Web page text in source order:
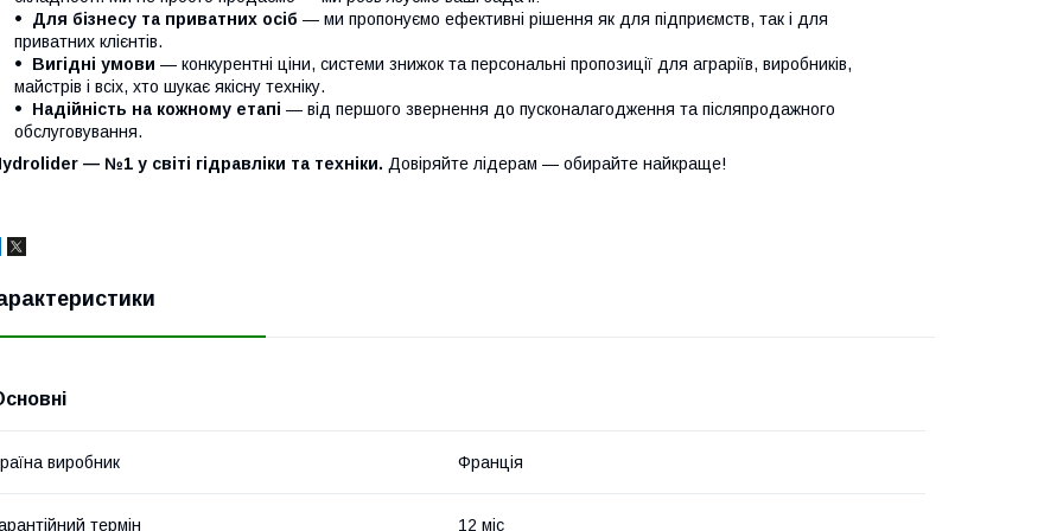
Для бізнесу та приватних осіб — ми пропонуємо ефективні рішення як для підприємств, так і для
приватних клієнтів.
Вигідні умови — конкурентні ціни, системи знижок та персональні пропозиції для аграріїв, виробників,
майстрів і всіх, хто шукає якісну техніку.
Надійність на кожному етапі — від першого звернення до пусконалагодження та післяпродажного
обслуговування.
— №1 у світі гідравліки та техніки. Довіряйте лідерам — обирайте найкраще!
виробник Франція
термін 12 міс